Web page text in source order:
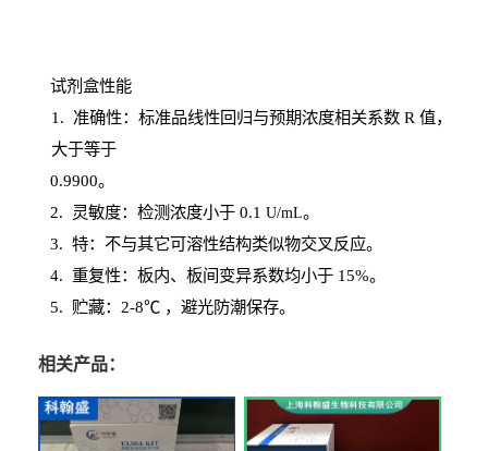
试剂盒性能
1 . 准确性：标准品线性回归与预期浓度相关系数 R 值，
大于等于
0.9900。
2. 灵敏度：检测浓度小于0.1 U/mL。
3. 特：不与其它可溶性结构类似物交叉反应。
4. 重复性：板内、板间变异系数均小于15%。
5. 贮藏：2-8℃ ，避光防潮保存。
相关产品：